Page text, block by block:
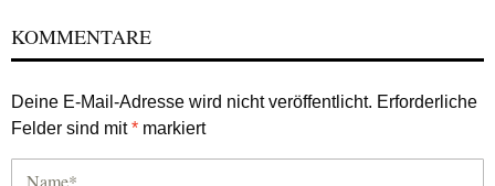
KOMMENTARE
Deine E-Mail-Adresse wird nicht veröffentlicht. Erforderliche
Felder sind mit* markiert